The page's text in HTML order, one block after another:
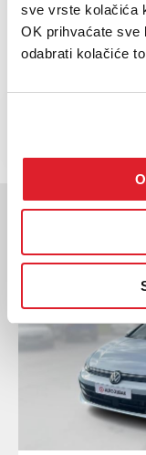
sve vrste kolačića
OK prihvaćate sve
odabrati kolačiće
NAZOVI
Moglo bi vas zanimati